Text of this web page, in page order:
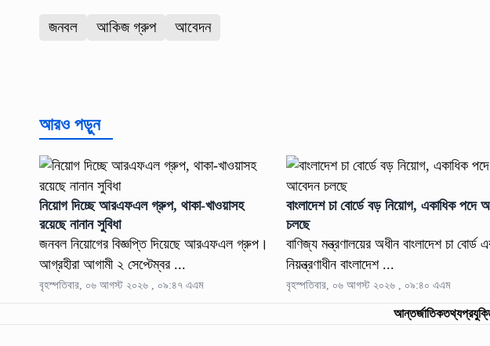
জনবল আকিজ গ্রুপ আবেদন
আরও পড়ুন
নিয়োগ দিচ্ছে আরএফএল গ্রুপ, থাকা-খাওয়াসহ
রয়েছে নানান সুবিধা
জনবল নিয়োগের বিজ্ঞপ্তি দিয়েছে আরএফএল গ্রুপ।
আগ্রহীরা আগামী ২ সেপ্টেম্বর ...
বৃহস্পতিবার, ০৬ আগস্ট ২০২৬ , ০৯:৪৭ এএম
বাংলাদেশ চা বোর্ডে বড় নিয়োগ, একাধিক পদে
চলছে
বাণিজ্য মন্ত্রণালয়ের অধীন বাংলাদেশ চা বোর্ড
নিয়ন্ত্রণাধীন বাংলাদেশ ...
বৃহস্পতিবার, ০৬ আগস্ট ২০২৬ , ০৯:৪০ এএম
আন্তর্জাতিক